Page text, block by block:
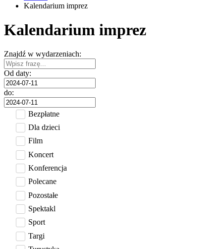
Kalendarium imprez
Kalendarium imprez
Znajdź w wydarzeniach:
Od daty:
do:
Bezpłatne
Dla dzieci
Film
Koncert
Konferencja
Polecane
Pozostałe
Spektakl
Sport
Targi